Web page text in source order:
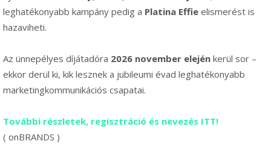
leghatékonyabb kampány pedig a Platina Effie elismerést is
hazaviheti.
Az ünnepélyes díjátadóra 2026 november elején kerül sor –
ekkor derül ki, kik lesznek a jubileumi évad leghatékonyabb
marketingkommunikációs csapatai.
További részletek, regisztráció és nevezés ITT!
( onBRANDS )